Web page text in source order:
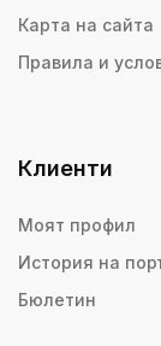
Карта на сайта
Правила и
Клиенти
Моят профил
История на
Бюлетин